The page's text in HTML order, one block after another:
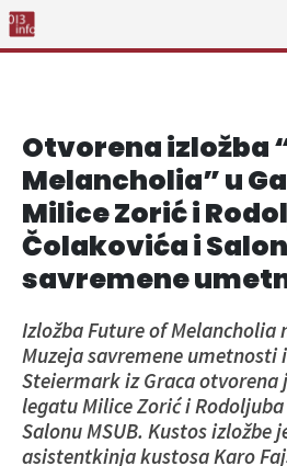
Otvorena izložba
Melancholia” u
Milice Zorić i
Čolakovića i
savremene
Izložba Future of Melancholia
Muzeja savremene umetnosti i
Steiermark iz Graca
legatu Milice Zorić i
Salonu MSUB. Kustos izložbe
asistentkinja kustosa Karo